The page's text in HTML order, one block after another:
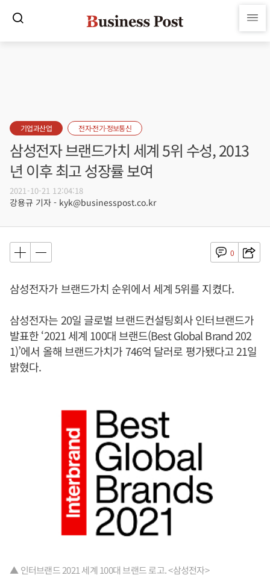
기업과산업 전자·전기·정보통신
삼성전자 브랜드가치 세계 5위 수성, 2013
년 이후 최고 성장률 보여
2021-10-21 12:04:18
강용규 기자 - kyk@businesspost.co.kr
0
삼성전자가 브랜드가치 순위에서 세계 5위를 지켰다.
삼성전자는 20일 글로벌 브랜드컨설팅회사 인터브랜드가
발표한 ‘2021 세계 100대 브랜드(Best Global Brand 202
1)’에서 올해 브랜드가치가 746억 달러로 평가됐다고 21일
밝혔다.
▲ 인터브랜드 2021 세계 100대 브랜드 로고. <삼성전자>